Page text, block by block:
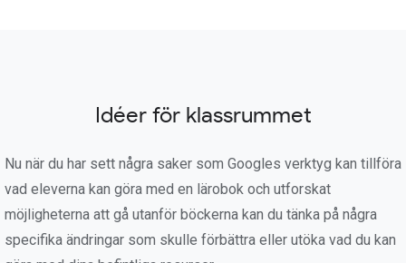
Idéer för klassrummet
Nu när du har sett några saker som Googles verktyg kan tillföra
vad eleverna kan göra med en lärobok och utforskat
möjligheterna att gå utanför böckerna kan du tänka på några
specifika ändringar som skulle förbättra eller utöka vad du kan